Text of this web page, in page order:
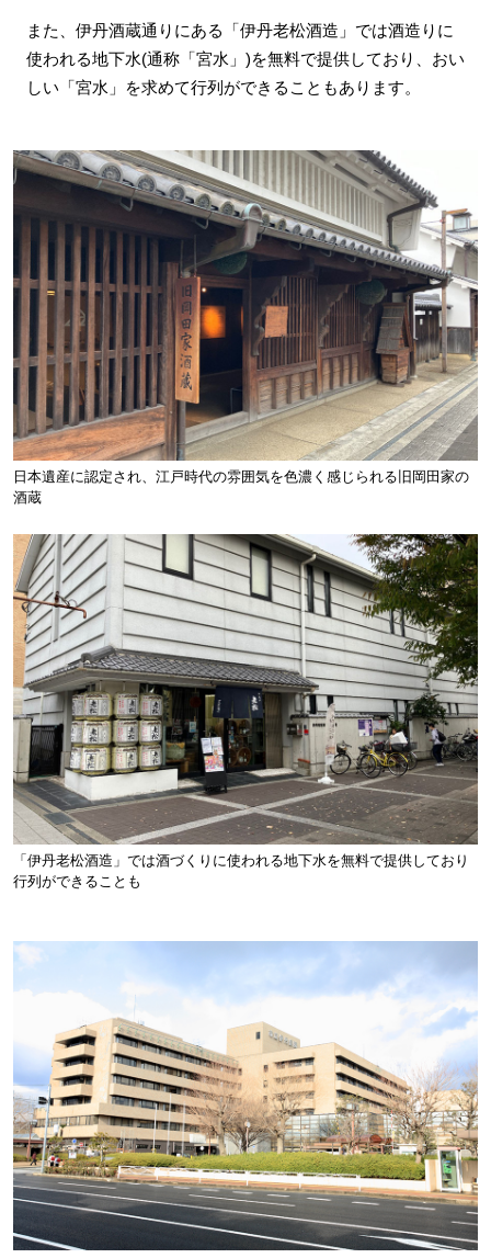
また、伊丹酒蔵通りにある「伊丹老松酒造」では酒造りに
使われる地下水(通称「宮水」)を無料で提供しており、おい
しい「宮水」を求めて行列ができることもあります。
日本遺産に認定され、江戸時代の雰囲気を色濃く感じられる旧岡田家の
酒蔵
「伊丹老松酒造」では酒づくりに使われる地下水を無料で提供しており
行列ができることも